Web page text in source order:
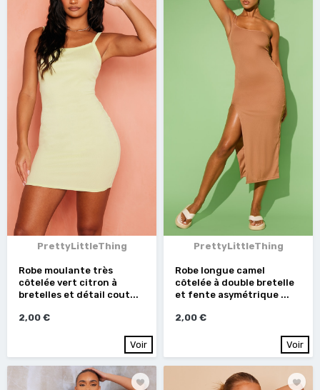
PrettyLittleThing
Robe moulante très
côtelée vert citron à
bretelles et détail cout...
2,00 €
Voir
PrettyLittleThing
Robe longue camel
côtelée à double bretelle
et fente asymétrique ...
2,00 €
Voir